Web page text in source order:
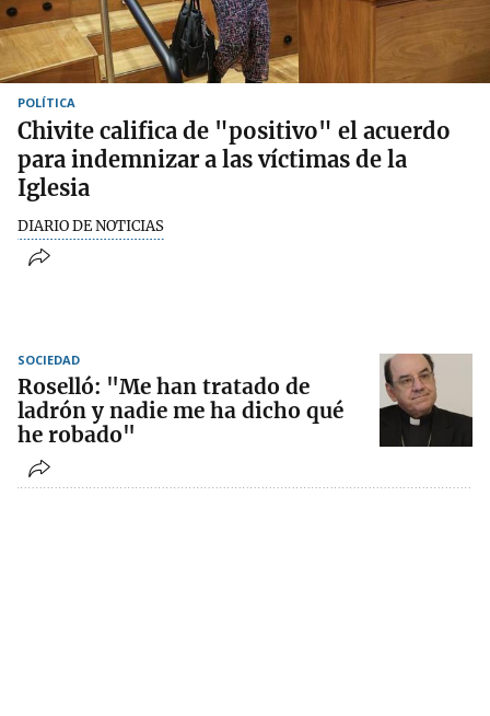
POLÍTICA
Chivite califica de "positivo" el acuerdo
para indemnizar a las víctimas de la
Iglesia
DIARIO DE NOTICIAS
SOCIEDAD
Roselló: "Me han tratado de
ladrón y nadie me ha dicho qué
he robado"